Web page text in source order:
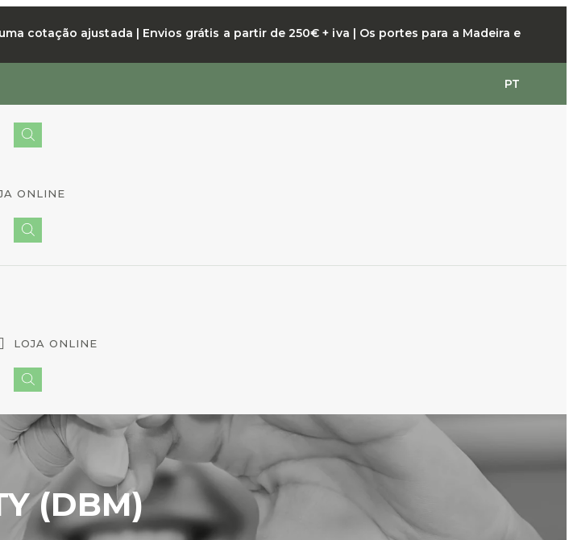
cotação ajustada | Envios grátis a partir de 250€ + iva | Os portes para a Madeira e
PT
ONLINE
LOJA ONLINE
(DBM)